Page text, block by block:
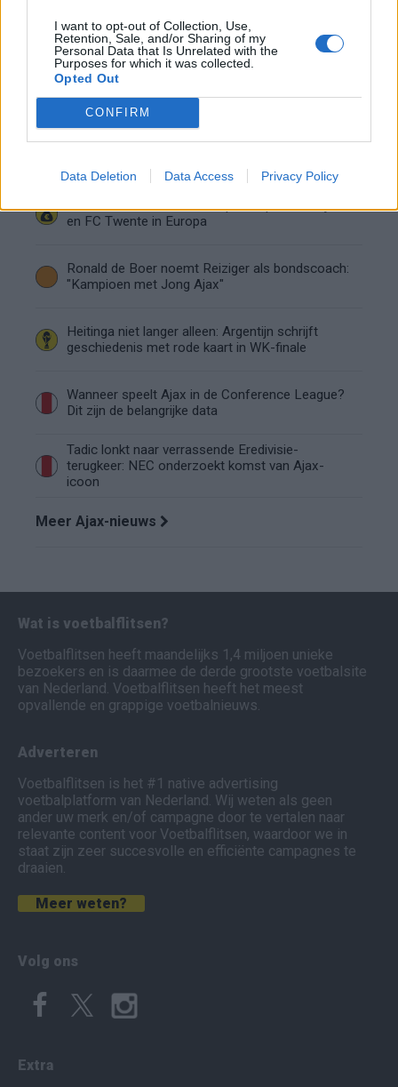
I want to opt-out of Collection, Use,
Retention, Sale, and/or Sharing of my
Personal Data that Is Unrelated with the
Purposes for which it was collected.
Opted Out
CONFIRM
Data Deletion Data Access Privacy Policy
ruime zege op Vojvodina
Dusan Tadic kijkt met bijzondere gevoelens naar
Ajax - Vojvodina
Zo veranderde de relatie tussen Rafael van der
Zoveel staat er financieel op het spel voor Ajax
en FC Twente in Europa
Ronald de Boer noemt Reiziger als bondscoach:
"Kampioen met Jong Ajax"
Heitinga niet langer alleen: Argentijn schrijft
geschiedenis met rode kaart in WK-finale
Wanneer speelt Ajax in de Conference League?
Dit zijn de belangrijke data
Tadic lonkt naar verrassende Eredivisie-
terugkeer: NEC onderzoekt komst van Ajax-
icoon
Meer Ajax-nieuws
Wat is voetbalflitsen?
Voetbalflitsen heeft maandelijks 1,4 miljoen unieke
bezoekers en is daarmee de derde grootste voetbalsite
van Nederland. Voetbalflitsen heeft het meest
opvallende en grappige voetbalnieuws.
Adverteren
Voetbalflitsen is het #1 native advertising
voetbalplatform van Nederland. Wij weten als geen
ander uw merk en/of campagne door te vertalen naar
relevante content voor Voetbalflitsen, waardoor we in
staat zijn zeer succesvolle en efficiënte campagnes te
draaien.
Meer weten?
Volg ons
Extra